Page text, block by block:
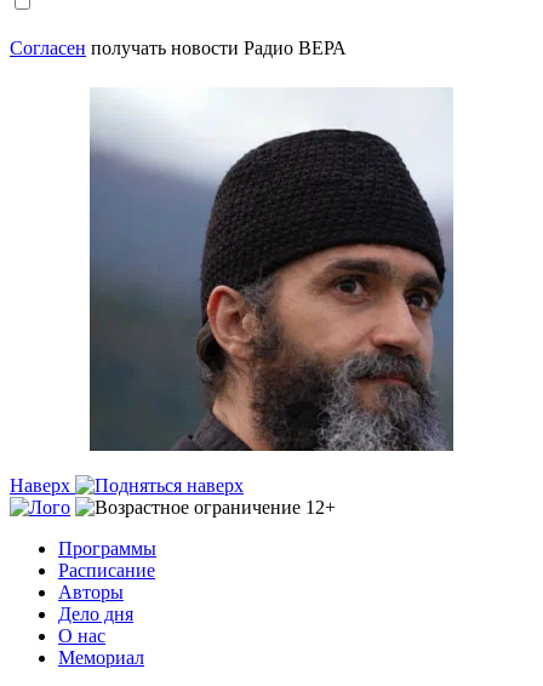
Согласен получать новости Радио ВЕРА
Наверх
Программы
Расписание
Авторы
Дело дня
О нас
Мемориал